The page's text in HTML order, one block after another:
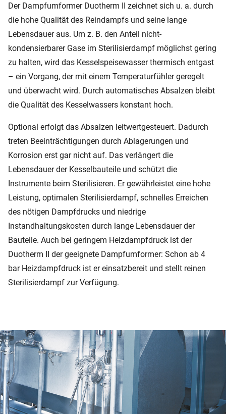
Der Dampfumformer Duotherm II zeichnet sich u. a. durch
die hohe Qualität des Reindampfs und seine lange
Lebensdauer aus. Um z. B. den Anteil nicht-
kondensierbarer Gase im Sterilisierdampf möglichst gering
zu halten, wird das Kesselspeisewasser thermisch entgast
– ein Vorgang, der mit einem Temperaturfühler geregelt
und überwacht wird. Durch automatisches Absalzen bleibt
die Qualität des Kesselwassers konstant hoch.
Optional erfolgt das Absalzen leitwertgesteuert. Dadurch
treten Beeinträchtigungen durch Ablagerungen und
Korrosion erst gar nicht auf. Das verlängert die
Lebensdauer der Kesselbauteile und schützt die
Instrumente beim Sterilisieren. Er gewährleistet eine hohe
Leistung, optimalen Sterilisierdampf, schnelles Erreichen
des nötigen Dampfdrucks und niedrige
Instandhaltungskosten durch lange Lebensdauer der
Bauteile. Auch bei geringem Heizdampfdruck ist der
Duotherm II der geeignete Dampfumformer: Schon ab 4
bar Heizdampfdruck ist er einsatzbereit und stellt reinen
Sterilisierdampf zur Verfügung.